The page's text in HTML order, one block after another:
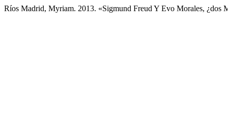
Ríos Madrid, Myriam. 2013. «Sigmund Freud Y Evo Morales, ¿dos